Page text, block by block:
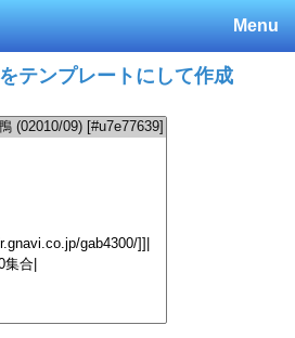
Menu
をテンプレートにして作成